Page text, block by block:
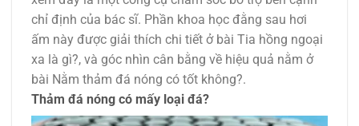
chỉ định của bác sĩ. Phần khoa học đằng sau hơi
ấm này được giải thích chi tiết ở bài Tia hồng ngoại
xa là gì?, và góc nhìn cân bằng về hiệu quả nằm ở
bài Nằm thảm đá nóng có tốt không?.
Thảm đá nóng có mấy loại đá?